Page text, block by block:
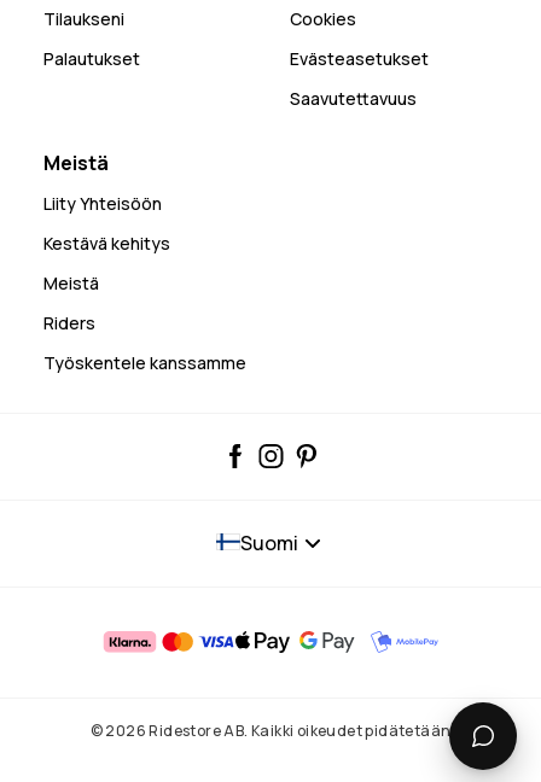
Tilaukseni
Palautukset
Cookies
Evästeasetukset
Saavutettavuus
Meistä
Liity Yhteisöön
Kestävä kehitys
Meistä
Riders
Työskentele kanssamme
Suomi
© 2026 Ridestore AB. Kaikki oikeudet pidätetään